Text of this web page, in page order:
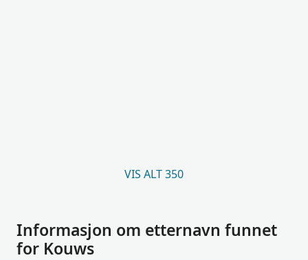
VIS ALT 350
Informasjon om etternavn funnet
for Kouws